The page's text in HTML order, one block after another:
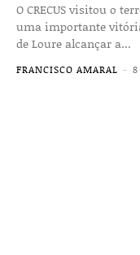
O CRECUS visitou o
uma importante
de Loure alcançar a...
FRANCISCO AMARAL -